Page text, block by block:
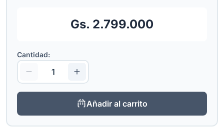
Gs. 2.799.000
Cantidad:
Añadir al carrito